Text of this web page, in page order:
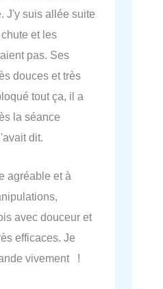
J'y suis allée suite
et les
pas. Ses
douces et très
tout ça, il a
la séance
dit.
agréable et à
avec douceur et
efficaces. Je
vivement !